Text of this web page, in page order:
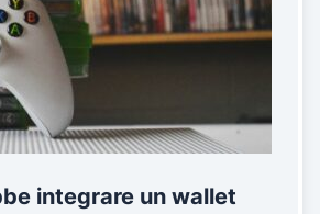
integrare un wallet